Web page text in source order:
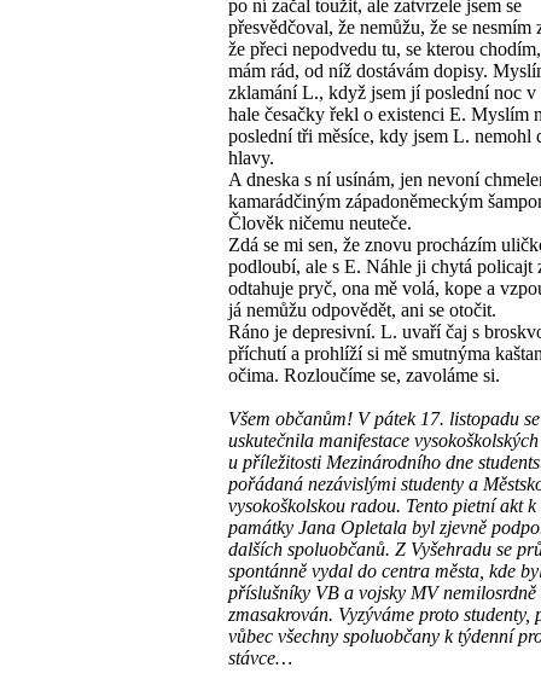
po ní začal toužit, ale zatvrzele jsem se
přesvědčoval, že nemůžu, že se nesmím
že přeci nepodvedu tu, se kterou
mám rád, od níž dostávám dopisy.
zklamání L., když jsem jí poslední noc v
hale česačky řekl o existenci E. Myslím
poslední tři měsíce, kdy jsem L. nemohl
hlavy.
A dneska s ní usínám, jen nevoní
kamarádčiným západoněmeckým
Člověk ničemu neuteče.
Zdá se mi sen, že znovu procházím
podloubí, ale s E. Náhle ji chytá policajt
odtahuje pryč, ona mě volá, kope a
já nemůžu odpovědět, ani se otočit.
Ráno je depresivní. L. uvaří čaj s
příchutí a prohlíží si mě smutnýma
očima. Rozloučíme se, zavoláme si.
Všem občanům! V pátek 17. listopadu se
uskutečnila manifestace
u příležitosti Mezinárodního dne
pořádaná nezávislými studenty a
vysokoškolskou radou. Tento pietní akt k
památky Jana Opletala byl zjevně
dalších spoluobčanů. Z Vyšehradu se
spontánně vydal do centra města, kde
příslušníky VB a vojsky MV nemilosrdně
zmasakrován. Vyzýváme proto studenty,
vůbec všechny spoluobčany k týdenní
stávce…